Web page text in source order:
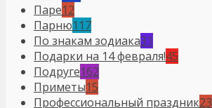
Паре12
Парню117
По знакам зодиака31
Подарки на 14 февраля!45
Подруге162
Приметы15
Профессиональный праздник23